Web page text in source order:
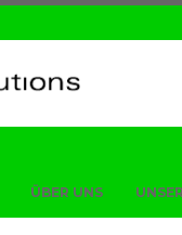
ÜBER UNS